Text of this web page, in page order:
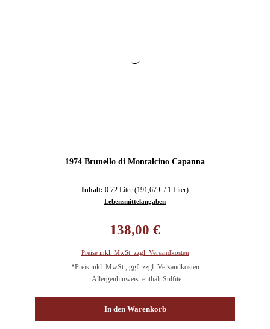
1974 Brunello di Montalcino Capanna
Inhalt: 0.72 Liter (191,67 € / 1 Liter)
Lebensmittelangaben
138,00 €
Preise inkl. MwSt. zzgl. Versandkosten
*Preis inkl. MwSt., ggf. zzgl. Versandkosten
Allergenhinweis: enthält Sulfite
In den Warenkorb